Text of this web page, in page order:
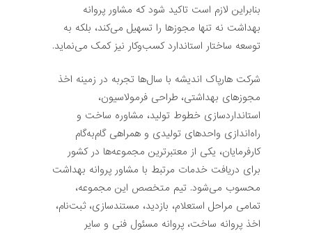
بنابراین لازم است تاکید شود که مشاور پروانه
بهداشت نه تنها مجوزها را تسهیل می‌کند، بلکه به
توسعه ساختار استاندارد کسب‌وکار نیز کمک می‌‌نماید.
شرکت هارپاک اندیشه با سال‌ها تجربه در زمینه اخذ
مجوزهای بهداشتی، طراحی فرمولاسیون،
استانداردسازی خطوط تولید، مشاوره ساخت و
راه‌اندازی واحدهای تولیدی و همراهی گام‌به‌گام
کارفرمایان، یکی از معتبرترین مجموعه‌ها در کشور
برای دریافت خدمات مرتبط با مشاور پروانه بهداشت
محسوب می‌شود. تیم متخصص این مجموعه،
تمامی مراحل استعلام، بازدید، مستندسازی، ثبت‌نام،
اخذ پروانه ساخت، پروانه مسئول فنی و سایر